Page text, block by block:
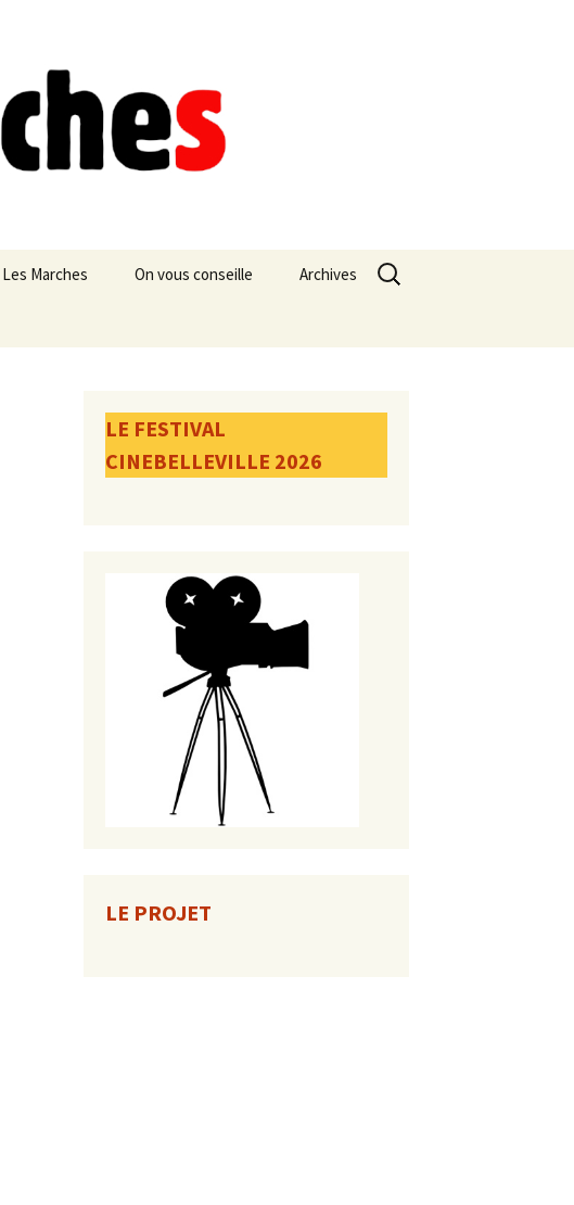
Les Marches On vous conseille Archives
Rechercher :
LE FESTIVAL
CINEBELLEVILLE 2026
LE PROJET